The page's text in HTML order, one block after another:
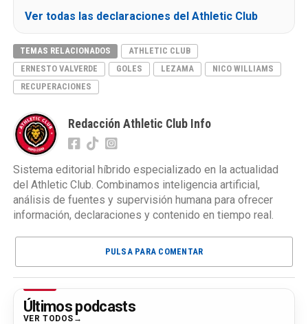
Ver todas las declaraciones del Athletic Club
TEMAS RELACIONADOS
ATHLETIC CLUB
ERNESTO VALVERDE
GOLES LEZAMA
NICO WILLIAMS
RECUPERACIONES
Redacción Athletic Club Info
Sistema editorial híbrido especializado en la actualidad
del Athletic Club. Combinamos inteligencia artificial,
análisis de fuentes y supervisión humana para ofrecer
información, declaraciones y contenido en tiempo real.
PULSA PARA COMENTAR
Últimos podcasts
VER TODOS